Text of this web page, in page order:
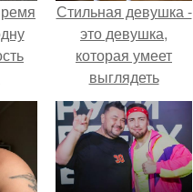
Стильная девушка -
это девушка,
которая умеет
выглядеть
привлекательно и
элегантно в любои
ситуации.